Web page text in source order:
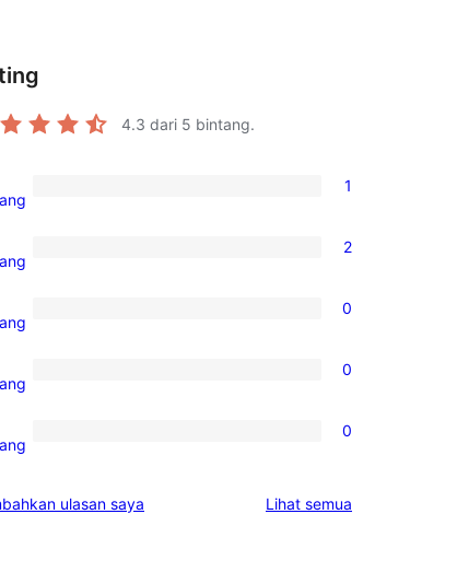
4.3 dari 5 bintang.
1
2
0
0
0
ulasan saya Lihat semua